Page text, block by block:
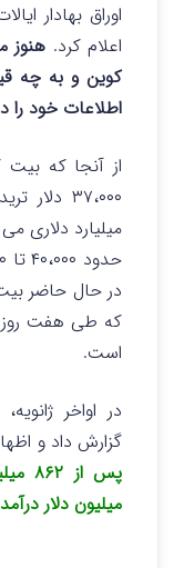
اعلام کرد.
کوین و به چه
اطلاعات خود را
میلیارد دلاری
است.
در اواخر
گزارش داد و
میلیون دلار